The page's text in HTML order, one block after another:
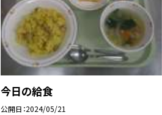
今日の給食
公開日 2024/05/21